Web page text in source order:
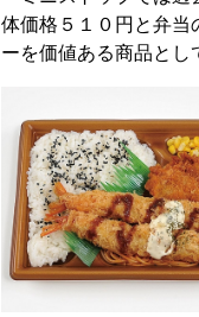
体価格５１０円と弁当
ーを価値ある商品とし